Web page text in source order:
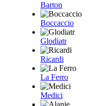
Barton
Boccaccio
Glodiatr
Ricardi
La Ferro
Medici